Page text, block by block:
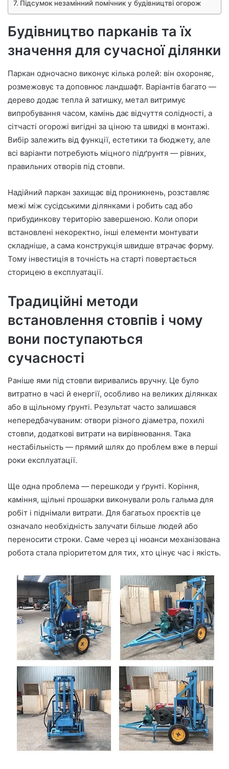
Підсумок незамінний помічник у будівництві огорож
Будівництво парканів та їх
значення для сучасної ділянки
Паркан одночасно виконує кілька ролей: він охороняє,
розмежовує та доповнює ландшафт. Варіантів багато —
дерево додає тепла й затишку, метал витримує
випробування часом, камінь дає відчуття солідності, а
сітчасті огорожі вигідні за ціною та швидкі в монтажі.
Вибір залежить від функції, естетики та бюджету, але
всі варіанти потребують міцного підґрунтя — рівних,
правильних отворів під стовпи.
Надійний паркан захищає від проникнень, розставляє
межі між сусідськими ділянками і робить сад або
прибудинкову територію завершеною. Коли опори
встановлені некоректно, інші елементи монтувати
складніше, а сама конструкція швидше втрачає форму.
Тому інвестиція в точність на старті повертається
сторицею в експлуатації.
Традиційні методи
встановлення стовпів і чому
вони поступаються
сучасності
Раніше ями під стовпи виривались вручну. Це було
витратно в часі й енергії, особливо на великих ділянках
або в щільному ґрунті. Результат часто залишався
непередбачуваним: отвори різного діаметра, похилі
стовпи, додаткові витрати на вирівнювання. Така
нестабільність — прямий шлях до проблем вже в перші
роки експлуатації.
Ще одна проблема — перешкоди у ґрунті. Коріння,
каміння, щільні прошарки виконували роль гальма для
робіт і піднімали витрати. Для багатьох проєктів це
означало необхідність залучати більше людей або
переносити строки. Саме через ці нюанси механізована
робота стала пріоритетом для тих, хто цінує час і якість.